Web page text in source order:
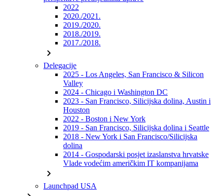
2022
2020./2021.
2019./2020.
2018./2019.
2017./2018.
chevron_right
Delegacije
2025 - Los Angeles, San Francisco & Silicon
Valley
2024 - Chicago i Washington DC
2023 - San Francisco, Silicijska dolina, Austin i
Houston
2022 - Boston i New York
2019 - San Francisco, Silicijska dolina i Seattle
2018 - New York i San Francisco/Silicijska
dolina
2014 - Gospodarski posjet izaslanstva hrvatske
Vlade vodećim američkim IT kompanijama
chevron_right
Launchpad USA